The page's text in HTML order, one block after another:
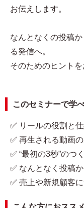
お伝えします。
なんとなくの投稿
る発信へ。
そのためのヒントを
このセミナーで学
✅ リールの役割と
✅ 再生される動画
✅ “最初の3秒”のつ
✅ なんとなく投稿
✅ 売上や新規顧客